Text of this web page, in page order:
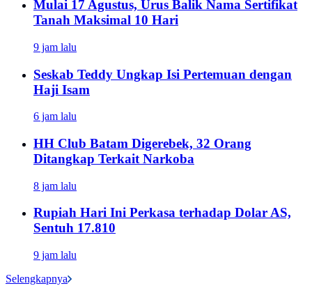
Mulai 17 Agustus, Urus Balik Nama Sertifikat
Tanah Maksimal 10 Hari
9 jam lalu
Seskab Teddy Ungkap Isi Pertemuan dengan
Haji Isam
6 jam lalu
HH Club Batam Digerebek, 32 Orang
Ditangkap Terkait Narkoba
8 jam lalu
Rupiah Hari Ini Perkasa terhadap Dolar AS,
Sentuh 17.810
9 jam lalu
Selengkapnya